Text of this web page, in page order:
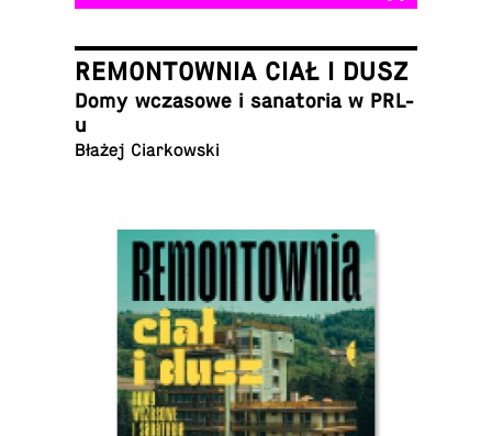
REMONTOWNIA CIAŁ I DUSZ
Domy wcza­so­we i sa­na­to­ria w PRL-
u
Błażej Ciarkowski